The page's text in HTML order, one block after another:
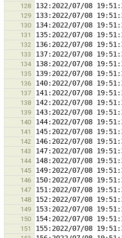
128
129
130
131
132
133
134
135
136
137
138
139
140
141
142
143
144
145
146
147
148
149
150
151